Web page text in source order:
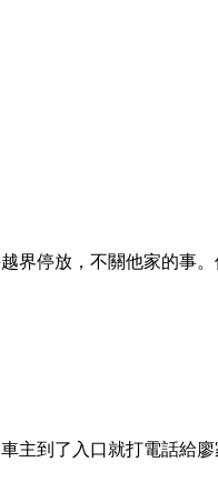
界停放，不關他家的事
主到了入口就打電話給